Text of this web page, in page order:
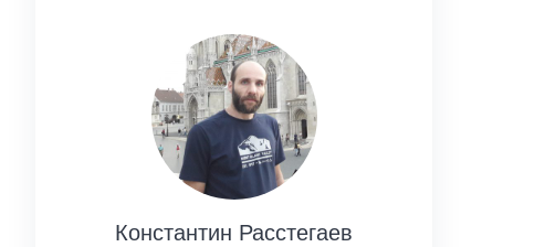
Константин Расстегаев